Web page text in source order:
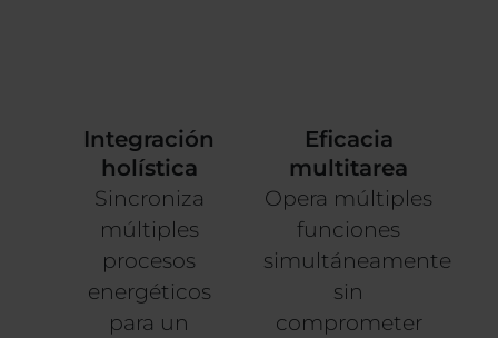
Integración
holística
Sincroniza
múltiples
procesos
energéticos
para un
Eficacia
multitarea
Opera múltiples
funciones
simultáneamente
sin
comprometer